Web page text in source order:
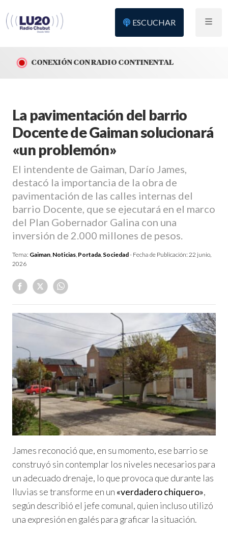
ESCUCHAR
CONEXIÓN CON RADIO CONTINENTAL
La pavimentación del barrio
Docente de Gaiman solucionará
«un problemón»
El intendente de Gaiman, Darío James,
destacó la importancia de la obra de
pavimentación de las calles internas del
barrio Docente, que se ejecutará en el marco
del Plan Gobernador Galina con una
inversión de 2.000 millones de pesos.
Tema: Gaiman, Noticias, Portada, Sociedad- Fecha de Publicación: 22 junio,
2026
James reconoció que, en su momento, ese barrio se
construyó sin contemplar los niveles necesarios para
un adecuado drenaje, lo que provoca que durante las
lluvias se transforme en un «verdadero chiquero»,
según describió el jefe comunal, quien incluso utilizó
una expresión en galés para graficar la situación.